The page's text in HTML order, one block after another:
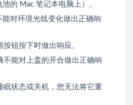
的 Mac 笔记本电脑上）。
能对环境光线变化做出正确响
按钮按下时做出响应。
不能对上盖的开合做出正确响
眠状态或关机，您无法将它重